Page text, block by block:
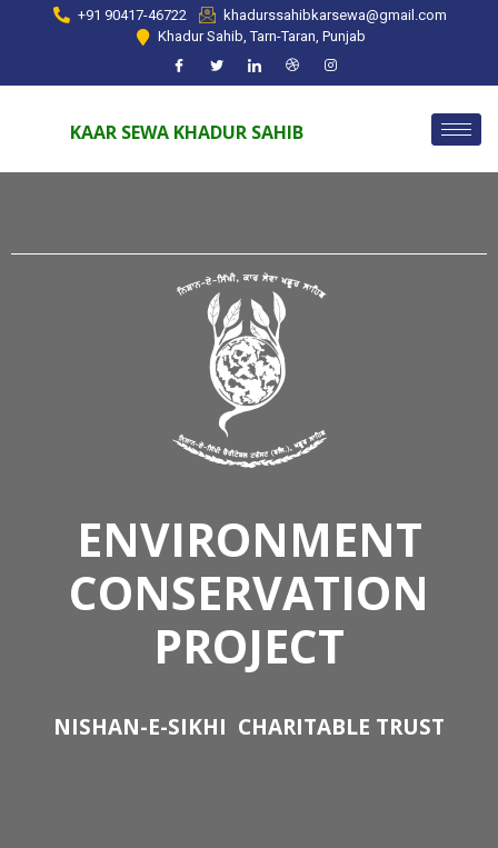
+91 90417-46722
khadurssahibkarsewa@gmail.com
Khadur Sahib, Tarn-Taran, Punjab
KAAR SEWA KHADUR SAHIB
ENVIRONMENT
CONSERVATION
PROJECT
NISHAN-E-SIKHI CHARITABLE TRUST